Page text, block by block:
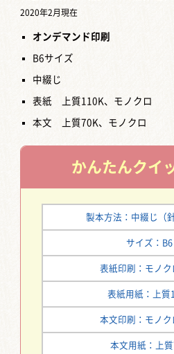
2020年2月現在
オンデマンド印刷
B6サイズ
中綴じ
表紙 上質110K、モノクロ
本文 上質70K、モノクロ
かんたんクイ
製本方法：中綴じ（
サイズ：B6
表紙印刷：モノク
表紙用紙：上質
本文印刷：モノク
本文用紙：上